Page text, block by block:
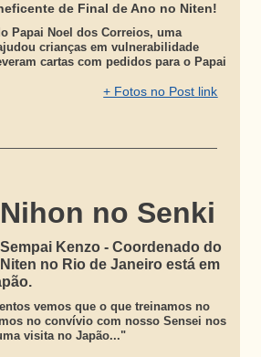
de Final de Ano no Niten!
Papai Noel dos Correios, uma
crianças em vulnerabilidade
cartas com pedidos para o Papai
+ Fotos no Post link
Nihon no Senki
Sempai Kenzo - Coordenado do
Niten no Rio de Janeiro está em
vemos que o que treinamos no
no convívio com nosso Sensei nos
visita no Japão..."